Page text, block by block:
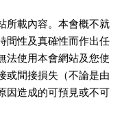
所載內容。本會概不就
間性及真確性而作出任
法使用本會網站及您使
或間接損失（不論是由
因造成的可預見或不可